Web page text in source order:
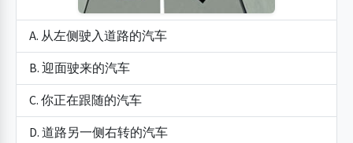
A. 从左侧驶入道路的汽车
B. 迎面驶来的汽车
C. 你正在跟随的汽车
D. 道路另一侧右转的汽车